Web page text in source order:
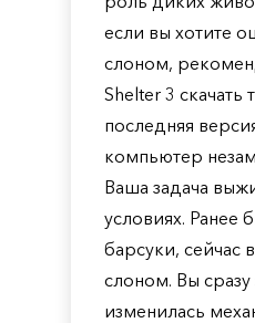
если вы хотите
слоном,
Shelter 3 скачать
последняя
компьютер
Ваша задача
условиях. Ранее
барсуки, сейчас
слоном. Вы сразу
изменилась